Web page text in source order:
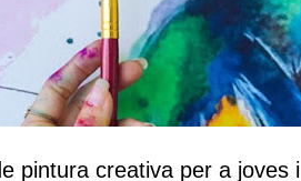
pintura creativa per a joves i